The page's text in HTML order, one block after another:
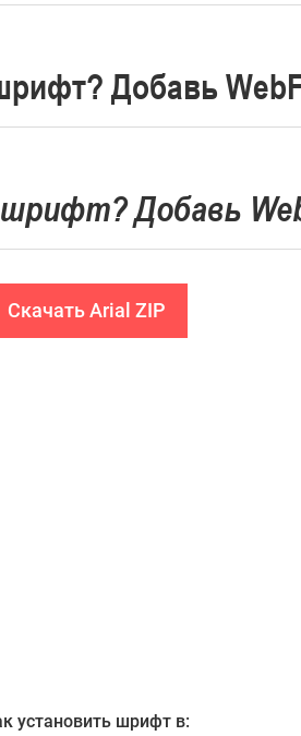
Скачать Arial ZIP
установить шрифт в: